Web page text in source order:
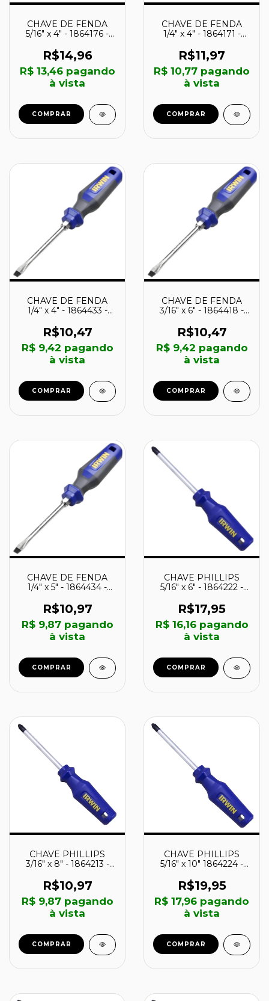
CHAVE DE FENDA
5/16" x 4" - 1864176 -
R$14,96
R$ 13,46pagando
à vista
COMPRAR
CHAVE DE FENDA
1/4" x 4" - 1864171 -
R$11,97
R$ 10,77 pagando
à vista
COMPRAR
CHAVE DE FENDA
1/4" x 4" - 1864433 -
R$10,47
R$ 9,42 pagando
à vista
COMPRAR
CHAVE DE FENDA
3/16" x 6" - 1864418 -
R$10,47
R$ 9,42 pagando
à vista
COMPRAR
CHAVE DE FENDA
1/4" x 5" - 1864434 -
R$10,97
R$ 9,87pagando
à vista
COMPRAR
CHAVE PHILLIPS
5/16" x 6" - 1864222 -
R$17,95
R$ 16,16pagando
à vista
COMPRAR
CHAVE PHILLIPS
3/16" x 8" - 1864213 -
R$10,97
R$ 9,87pagando
à vista
COMPRAR
CHAVE PHILLIPS
5/16" x 10" 1864224 -
R$19,95
R$ 17,96 pagando
à vista
COMPRAR